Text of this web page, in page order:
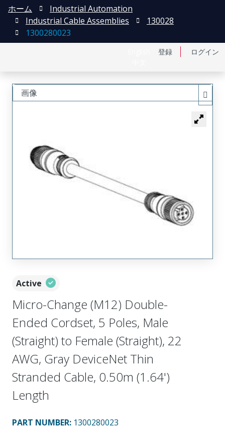
登録 ログイン
ホーム
Industrial Automation
Industrial Cable Assemblies
130028
1300280023
Active
Micro-Change (M12) Double-
Ended Cordset, 5 Poles, Male
(Straight) to Female (Straight), 22
AWG, Gray DeviceNet Thin
Stranded Cable, 0.50m (1.64')
Length
PART NUMBER: 1300280023
画像